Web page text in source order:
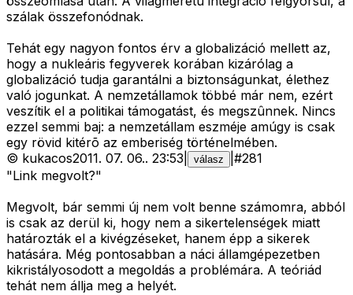
szálak összefonódnak.
Tehát egy nagyon fontos érv a globalizáció mellett az,
hogy a nukleáris fegyverek korában kizárólag a
globalizáció tudja garantálni a biztonságunkat, élethez
való jogunkat. A nemzetállamok többé már nem, ezért
veszítik el a politikai támogatást, és megszûnnek. Nincs
ezzel semmi baj: a nemzetállam eszméje amúgy is csak
egy rövid kitérõ az emberiség történelmében.
© kukacos2011. 07. 06.. 23:53 válasz #281
"Link megvolt?"
Megvolt, bár semmi új nem volt benne számomra, abból
is csak az derül ki, hogy nem a sikertelenségek miatt
határozták el a kivégzéseket, hanem épp a sikerek
hatására. Még pontosabban a náci államgépezetben
kikristályosodott a megoldás a problémára. A teóriád
tehát nem állja meg a helyét.